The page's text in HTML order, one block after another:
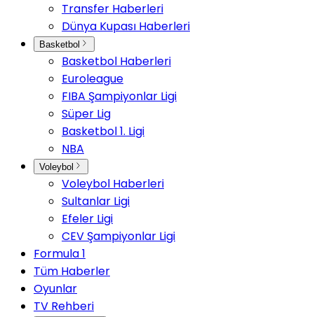
Transfer Haberleri
Dünya Kupası Haberleri
Basketbol
Basketbol Haberleri
Euroleague
FIBA Şampiyonlar Ligi
Süper Lig
Basketbol 1. Ligi
NBA
Voleybol
Voleybol Haberleri
Sultanlar Ligi
Efeler Ligi
CEV Şampiyonlar Ligi
Formula 1
Tüm Haberler
Oyunlar
TV Rehberi